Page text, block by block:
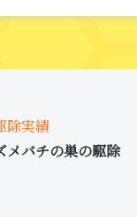
除実績
メバチの巣の駆除